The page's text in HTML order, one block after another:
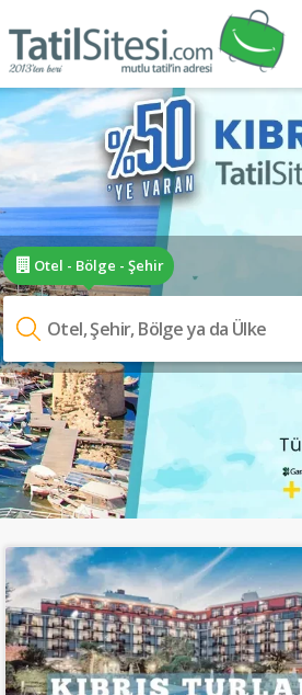
Otel - Bölge - Şehir